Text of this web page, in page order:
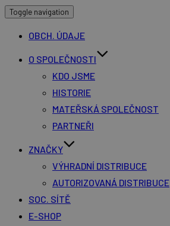
Toggle navigation
OBCH. ÚDAJE
O SPOLEČNOSTI
KDO JSME
HISTORIE
MATEŘSKÁ SPOLEČNOST
PARTNEŘI
ZNAČKY
VÝHRADNÍ DISTRIBUCE
AUTORIZOVANÁ DISTRIBUCE
SOC. SÍTĚ
E-SHOP